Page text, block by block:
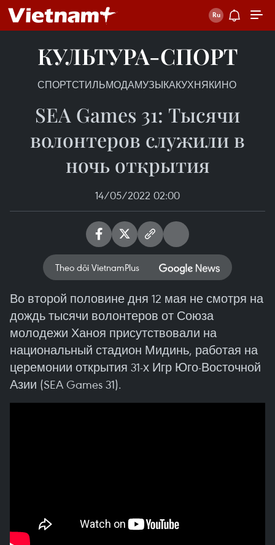
КУЛЬТУРА-СПОРТ
СПОРТСТИЛЬМОДАМУЗЫКАКУХНЯКИНО
SEA Games 31: Тысячи
волонтеров служили в
ночь открытия
14/05/2022 02:00
Theo dõi VietnamPlus
Во второй половине дня 12 мая не смотря на
дождь тысячи волонтеров от Союза
молодежи Ханоя присутствовали на
национальный стадион Мидинь, работая на
церемонии открытия 31-х Игр Юго-Восточной
Азии (SEA Games 31).